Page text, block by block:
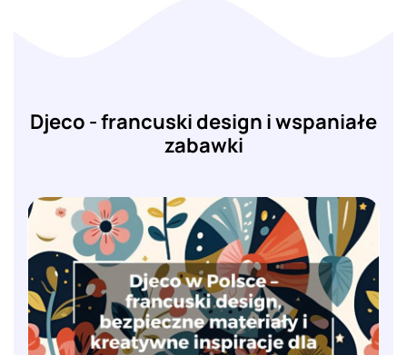
Djeco - francuski design i wspaniałe
zabawki